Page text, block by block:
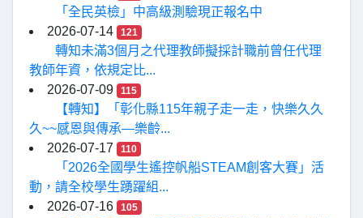
「全民英檢」中高級測驗現正報名中
2026-07-14
121
轉知未滿3個月之代理教師擬採計職前曾任代理
教師年資，依規定比...
2026-07-09
115
【轉知】「彰化縣115年親子走一走，快樂久久
久~~感恩與傳承—樂齡...
2026-07-17
110
「2026全國學生遙控帆船STEAM創客大賽」活
動，請全校學生踴躍組...
2026-07-16
105